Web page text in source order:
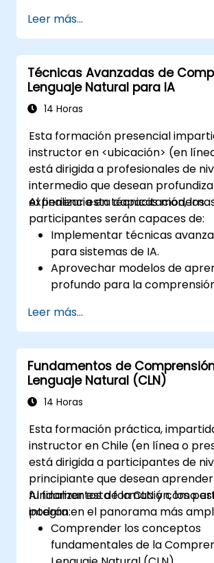
modelos de lenguaje
Implementar técnicas de
mejorar la comprensión del
parte de la IA.
Desarrollar aplicaciones que
el análisis semántico y la IA
Leer más...
Técnicas Avanzadas de
Lenguaje Natural para IA
14 Horas
Esta formación presencial
instructor en <ubicación> (en
está dirigida a profesionales de
intermedio que desean
experiencia en técnicas modernas
Al finalizar esta capacitación, los
participantes serán capaces de:
Implementar técnicas
para sistemas de IA.
Aprovechar modelos de
profundo para la
Realizar el reconocimiento y
de intenciones en
Utilizar herramientas de
Hugging Face Transformers
de CLN.
Leer más...
Fundamentos de
Lenguaje Natural (CLN)
14 Horas
Esta formación práctica,
instructor en Chile (en línea o
está dirigida a participantes de
principiante que desean
fundamentos de la CLN y cómo
integra en el panorama más
Al finalizar esta formación, los
podrán:
Comprender los conceptos
fundamentales de la